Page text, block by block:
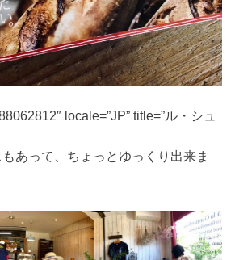
locale=”JP” title=”ル・シュ
あって、ちょっとゆっくり出来ま